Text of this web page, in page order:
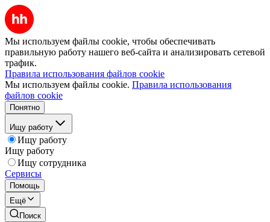
Мы используем файлы cookie, чтобы обеспечивать
правильную работу нашего веб-сайта и анализировать сетевой
трафик.
Правила использования файлов cookie
Мы используем файлы cookie. Правила использования
файлов cookie
Понятно
Ищу работу
Ищу работу
Ищу работу
Ищу сотрудника
Сервисы
Помощь
Ещё
Поиск